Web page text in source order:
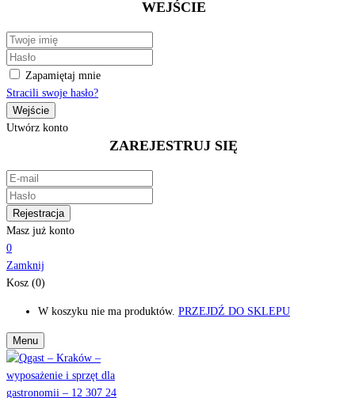
WEJŚCIE
Zapamiętaj mnie
Stracili swoje hasło?
Utwórz konto
ZAREJESTRUJ SIĘ
Masz już konto
0
Zamknij
Kosz (0)
W koszyku nie ma produktów. PRZEJDŹ DO SKLEPU
Menu